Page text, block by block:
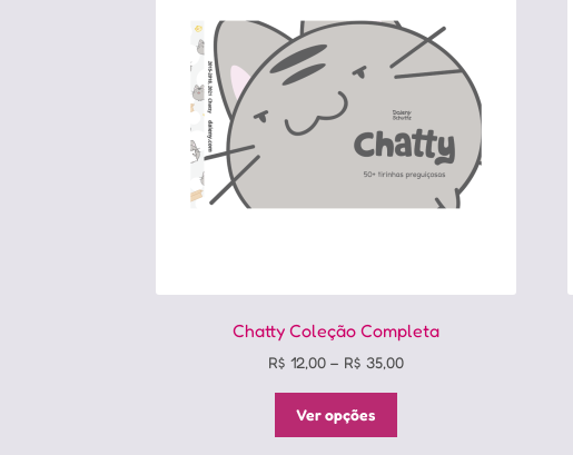
Chatty Coleção Completa
R$ 12,00 – R$ 35,00Price
Ver opções